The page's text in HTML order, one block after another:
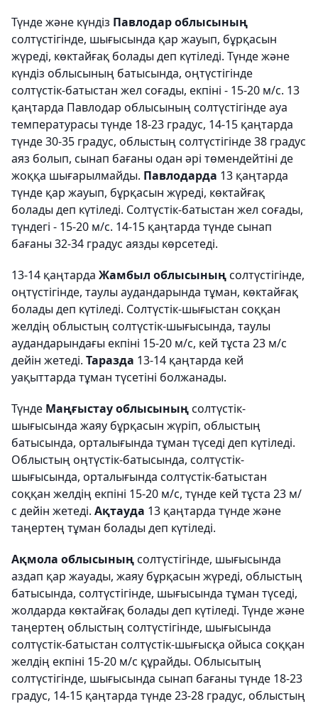
Түнде және күндіз Павлодар облысының
солтүстігінде, шығысында қар жауып, бұрқасын
жүреді, көктайғақ болады деп күтіледі. Түнде және
күндіз облысының батысында, оңтүстігінде
солтүстік-батыстан жел соғады, екпіні - 15-20 м/с. 13
қаңтарда Павлодар облысының солтүстігінде ауа
температурасы түнде 18-23 градус, 14-15 қаңтарда
түнде 30-35 градус, облыстың солтүстігінде 38 градус
аяз болып, сынап бағаны одан әрі төмендейтіні де
жоққа шығарылмайды. Павлодарда 13 қаңтарда
түнде қар жауып, бұрқасын жүреді, көктайғақ
болады деп күтіледі. Солтүстік-батыстан жел соғады,
түндегі - 15-20 м/с. 14-15 қаңтарда түнде сынап
бағаны 32-34 градус аязды көрсетеді.
13-14 қаңтарда Жамбыл облысыныңсолтүстігінде,
оңтүстігінде, таулы аудандарында тұман, көктайғақ
болады деп күтіледі. Солтүстік-шығыстан соққан
желдің облыстың солтүстік-шығысында, таулы
аудандарындағы екпіні 15-20 м/с, кей тұста 23 м/с
дейін жетеді. Таразда 13-14 қаңтарда кей
уақыттарда тұман түсетіні болжанады.
Түнде Маңғыстау облысыныңсолтүстік-
шығысында жаяу бұрқасын жүріп, облыстың
батысында, орталығында тұман түседі деп күтіледі.
Облыстың оңтүстік-батысында, солтүстік-
шығысында, орталығында солтүстік-батыстан
соққан желдің екпіні 15-20 м/с, түнде кей тұста 23 м/
с дейін жетеді. Ақтауда 13 қаңтарда түнде және
таңертең тұман болады деп күтіледі.
Ақмола облысыныңсолтүстігінде, шығысында
аздап қар жауады, жаяу бұрқасын жүреді, облыстың
батысында, солтүстігінде, шығысында тұман түседі,
жолдарда көктайғақ болады деп күтіледі. Түнде және
таңертең облыстың солтүстігінде, шығысында
солтүстік-батыстан солтүстік-шығысқа ойыса соққан
желдің екпіні 15-20 м/с құрайды. Облысытың
солтүстігінде, шығысында сынап бағаны түнде 18-23
градус, 14-15 қаңтарда түнде 23-28 градус, облыстың